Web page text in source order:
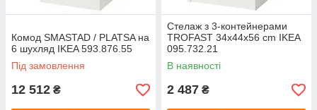
Комод SMASTAD / PLATSA на
6 шухляд IKEA 593.876.55
Під замовлення
12 512 ₴
Стелаж з 3-контейнерами
TROFAST 34x44x56 cm IKEA
095.732.21
В наявності
2 487 ₴